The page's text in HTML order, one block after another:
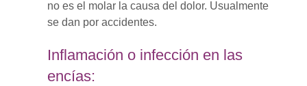
no es el molar la causa del dolor. Usualmente
se dan por accidentes.
Inflamación o infección en las
encías: